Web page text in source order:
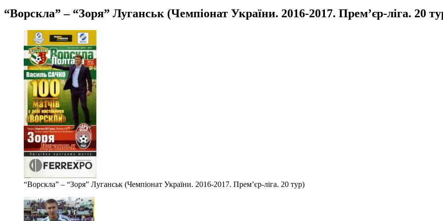
“Ворскла” – “Зоря” Луганськ (Чемпіонат України. 2016-2017. Прем’єр-ліга. 20
“Ворскла” – “Зоря” Луганськ (Чемпіонат України. 2016-2017. Прем’єр-ліга. 20 тур)